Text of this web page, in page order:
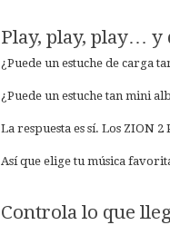
Play, play, play… y
¿Puede un estuche de carga
¿Puede un estuche tan mini
La respuesta es sí. Los ZION
Así que elige tu música
Controla lo que